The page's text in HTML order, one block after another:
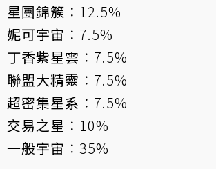
星團錦簇 ：12.5%
妮可宇宙 ：7.5%
丁香紫星雲 ：7.5%
聯盟大精靈 ：7.5%
超密集星系 ：7.5%
交易之星 ：10%
一般宇宙 ：35%